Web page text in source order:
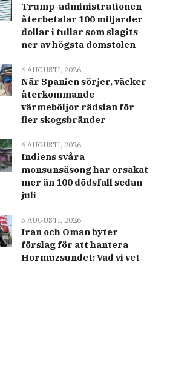
Trump-administrationen
återbetalar 100 miljarder
dollar i tullar som slagits
ner av högsta domstolen
6 AUGUSTI, 2026
När Spanien sörjer, väcker
återkommande
värmeböljor rädslan för
fler skogsbränder
6 AUGUSTI, 2026
Indiens svåra
monsunsäsong har orsakat
mer än 100 dödsfall sedan
juli
5 AUGUSTI, 2026
Iran och Oman byter
förslag för att hantera
Hormuzsundet: Vad vi vet